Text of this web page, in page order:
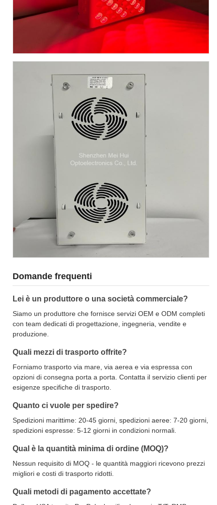
Domande frequenti
Lei è un produttore o una società commerciale?
Siamo un produttore che fornisce servizi OEM e ODM completi
con team dedicati di progettazione, ingegneria, vendite e
produzione.
Quali mezzi di trasporto offrite?
Forniamo trasporto via mare, via aerea e via espressa con
opzioni di consegna porta a porta. Contatta il servizio clienti per
esigenze specifiche di trasporto.
Quanto ci vuole per spedire?
Spedizioni marittime: 20-45 giorni, spedizioni aeree: 7-20 giorni,
spedizioni espresse: 5-12 giorni in condizioni normali.
Qual è la quantità minima di ordine (MOQ)?
Nessun requisito di MOQ - le quantità maggiori ricevono prezzi
migliori e costi di trasporto ridotti.
Quali metodi di pagamento accettate?